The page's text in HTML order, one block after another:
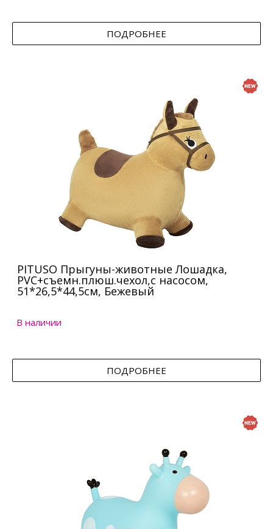
ПОДРОБНЕЕ
PITUSO Прыгуны-животные Лошадка,
PVC+съемн.плюш.чехол,с насосом,
51*26,5*44,5см, Бежевый
В наличии
ПОДРОБНЕЕ